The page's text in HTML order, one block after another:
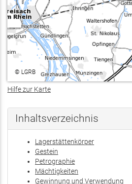
© LGRB
Hilfe zur Karte
Inhaltsverzeichnis
Lagerstättenkörper
Gestein
Petrographie
Mächtigkeiten
Gewinnung und Verwendung